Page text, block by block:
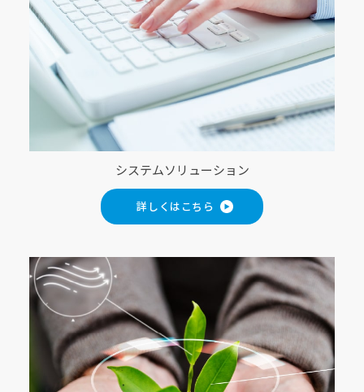
システムソリューション
詳しくはこちら